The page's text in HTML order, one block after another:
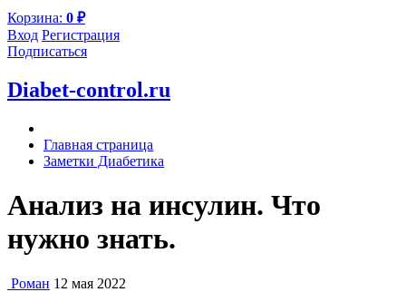
Корзина: 0 ₽
Вход Регистрация
Подписаться
Diabet-control.ru
Главная страница
Заметки Диабетика
Анализ на инсулин. Что
нужно знать.
Роман 12 мая 2022